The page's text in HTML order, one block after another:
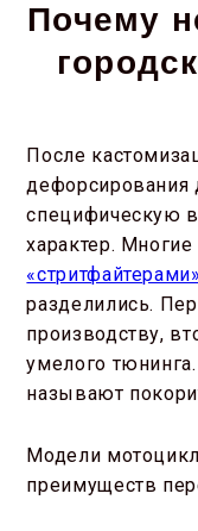
Почему
После
дефорсирования
специфическую
характер.
«стритфайтерами»
разделились.
производству,
умелого
называют
Модели
преимуществ